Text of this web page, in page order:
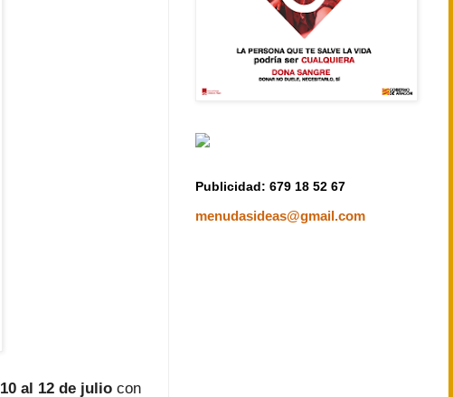
10 al 12 de juliocon
Publicidad: 679 18 52 67
menudasideas@gmail.com